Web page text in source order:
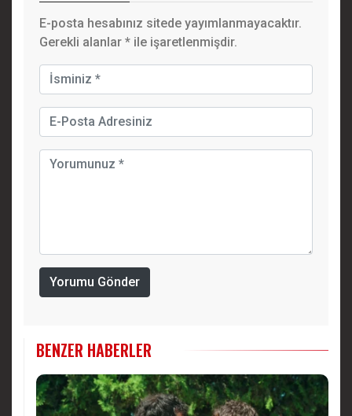
E-posta hesabınız sitede yayımlanmayacaktır.
Gerekli alanlar * ile işaretlenmişdir.
Yorumu Gönder
BENZER HABERLER